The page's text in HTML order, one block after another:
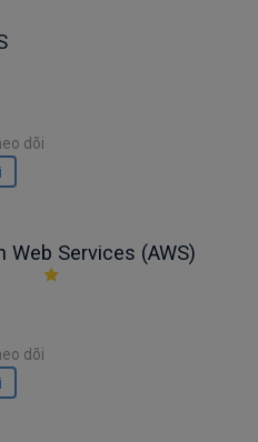
dõi
Web Services (AWS)
dõi